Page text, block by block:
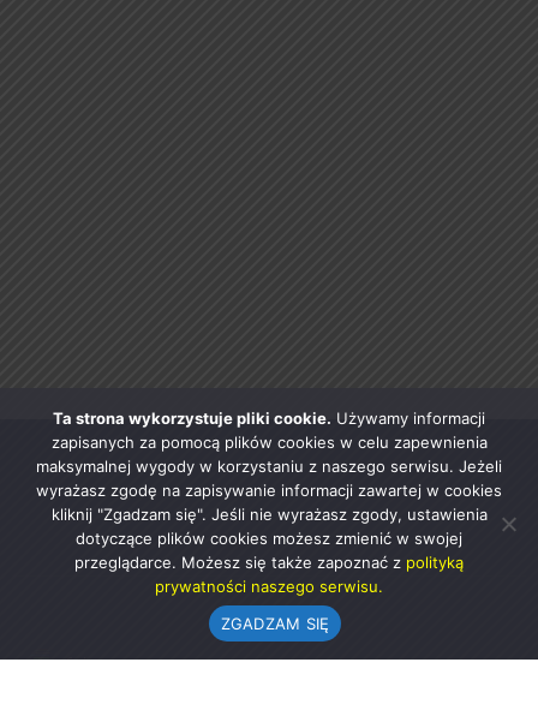
Ta strona wykorzystuje pliki cookie. Używamy informacji
zapisanych za pomocą plików cookies w celu zapewnienia
maksymalnej wygody w korzystaniu z naszego serwisu. Jeżeli
wyrażasz zgodę na zapisywanie informacji zawartej w cookies
kliknij "Zgadzam się". Jeśli nie wyrażasz zgody, ustawienia
dotyczące plików cookies możesz zmienić w swojej
przeglądarce. Możesz się także zapoznać z polityką
prywatności naszego serwisu.
ZGADZAM SIĘ